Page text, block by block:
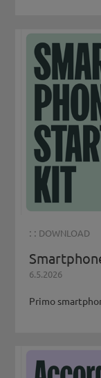
: : DOWNLOAD
6.5.2026
Primo